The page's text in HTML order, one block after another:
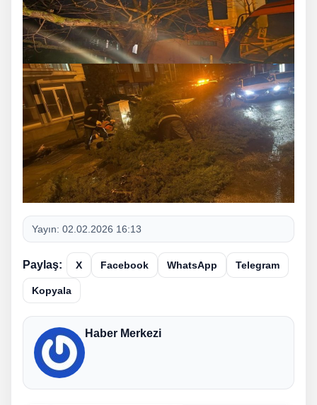
Yayın: 02.02.2026 16:13
Paylaş: X Facebook WhatsApp Telegram
Kopyala
Haber Merkezi